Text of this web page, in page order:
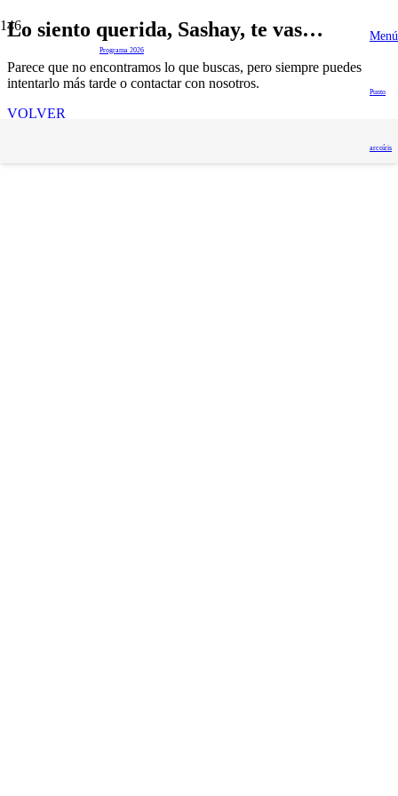
Programa 2026
Menú
Punto
arcoíris
Lo siento querida, Sashay, te vas…
Parece que no encontramos lo que buscas, pero siempre puedes
intentarlo más tarde o contactar con nosotros.
VOLVER